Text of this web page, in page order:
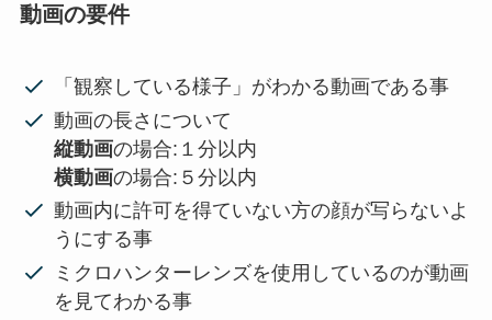
動画の要件
「観察している様子」がわかる動画である事
動画の長さについて
縦動画の場合:１分以内
横動画の場合:５分以内
動画内に許可を得ていない方の顔が写らないよ
うにする事
ミクロハンターレンズを使用しているのが動画
を見てわかる事